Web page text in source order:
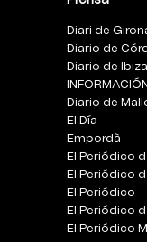
Diari de
Diario de
Diario de Ibiza
INFORMACIÓN
Diario de
El Día
Empordà
El Periódico
El Periódico
El Periódico
El Periódico
El Periódico